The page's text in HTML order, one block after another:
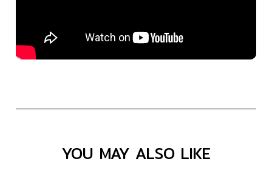
YOU MAY ALSO LIKE